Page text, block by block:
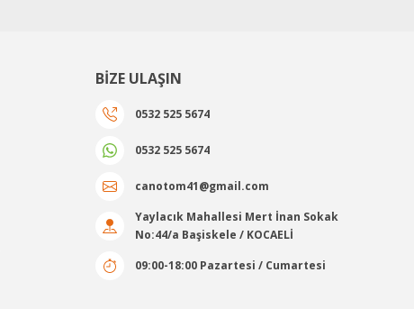
BİZE ULAŞIN
0532 525 5674
0532 525 5674
canotom41@gmail.com
Yaylacık Mahallesi Mert İnan Sokak
No:44/a Başiskele / KOCAELİ
09:00-18:00 Pazartesi / Cumartesi